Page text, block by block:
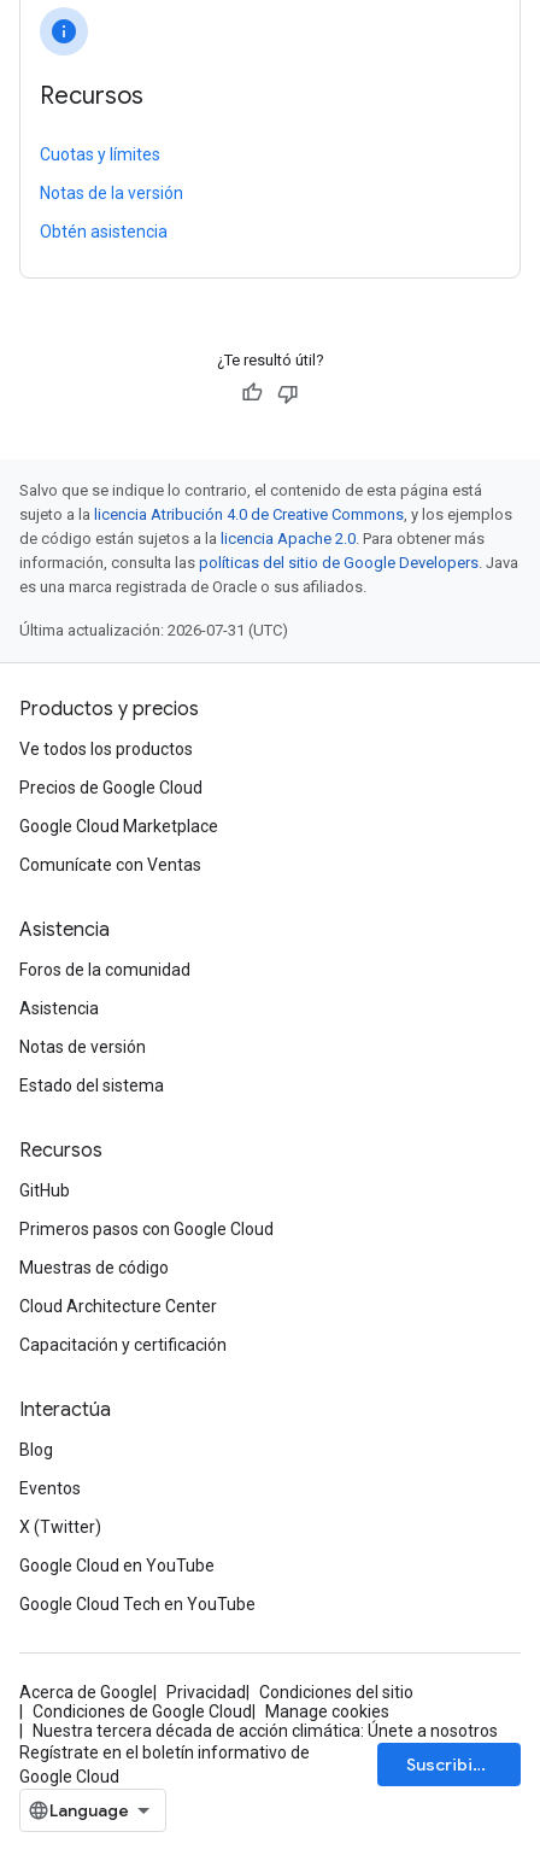
info
Recursos
Cuotas y límites
Notas de la versión
Obtén asistencia
¿Te resultó útil?
Salvo que se indique lo contrario, el contenido de esta página está
sujeto a la licencia Atribución 4.0 de Creative Commons, y los ejemplos
de código están sujetos a la licencia Apache 2.0. Para obtener más
información, consulta las políticas del sitio de Google Developers. Java
es una marca registrada de Oracle o sus afiliados.
Última actualización: 2026-07-31 (UTC)
Productos y precios
Ve todos los productos
Precios de Google Cloud
Google Cloud Marketplace
Comunícate con Ventas
Asistencia
Foros de la comunidad
Asistencia
Notas de versión
Estado del sistema
Recursos
GitHub
Primeros pasos con Google Cloud
Muestras de código
Cloud Architecture Center
Capacitación y certificación
Interactúa
Blog
Eventos
X (Twitter)
Google Cloud en YouTube
Google Cloud Tech en YouTube
Acerca de Google Privacidad
Condiciones del sitio
Condiciones de Google Cloud
Manage cookies
Nuestra tercera década de acción climática: Únete a nosotros
Regístrate en el boletín informativo de
Google Cloud
Suscribirse